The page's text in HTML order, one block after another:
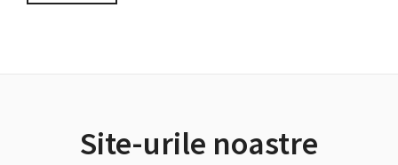
Site-urile noastre